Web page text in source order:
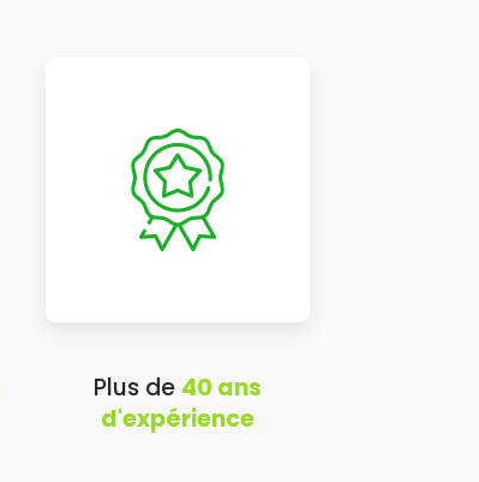
Plus de 40 ans
d'expérience